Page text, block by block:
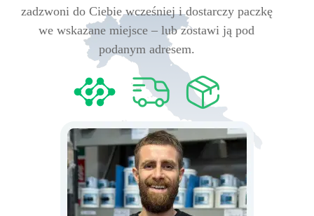
zadzwoni do Ciebie wcześniej i dostarczy paczkę
we wskazane miejsce – lub zostawi ją pod
podanym adresem.